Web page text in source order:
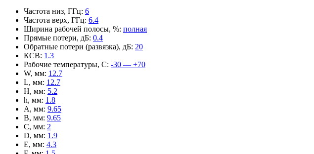
Частота низ, ГГц: 6
Частота верх, ГГц: 6.4
Ширина рабочей полосы, %: полная
Прямые потери, дБ: 0.4
Обратные потери (развязка), дБ: 20
КСВ: 1.3
Рабочие температуры, С: -30 — +70
W, мм: 12.7
L, мм: 12.7
H, мм: 5.2
h, мм: 1.8
A, мм: 9.65
B, мм: 9.65
C, мм: 2
D, мм: 1.9
E, мм: 4.3